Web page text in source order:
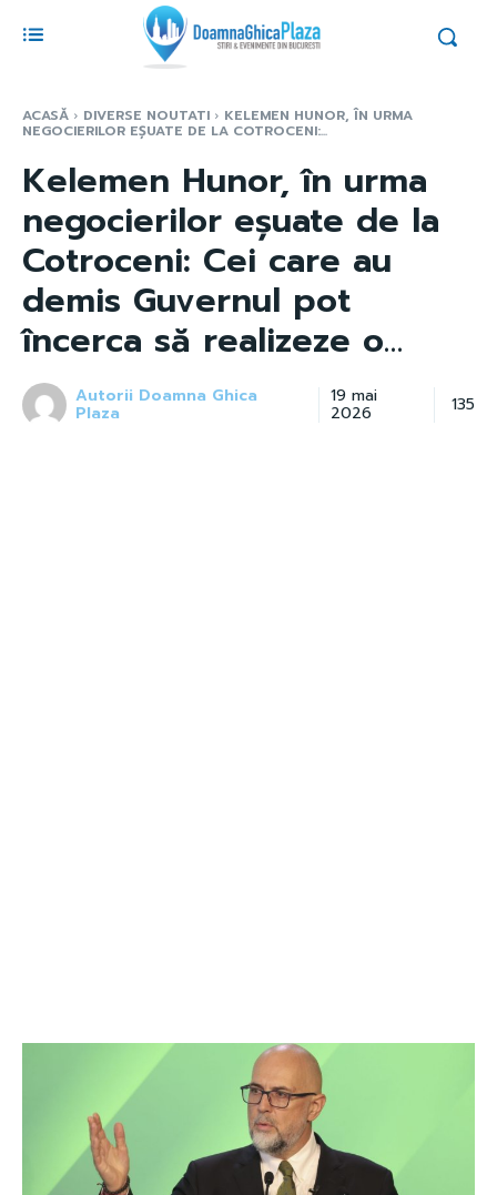
ACASĂ DIVERSE NOUTATI KELEMEN HUNOR, ÎN URMA
NEGOCIERILOR EȘUATE DE LA COTROCENI:...
Kelemen Hunor, în urma
negocierilor eșuate de la
Cotroceni: Cei care au
demis Guvernul pot
încerca să realizeze o…
Autorii Doamna Ghica
Plaza
19 mai
2026 135